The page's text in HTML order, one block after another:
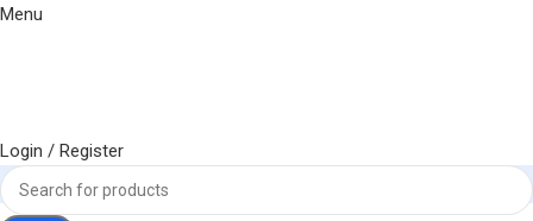
Menu
Login / Register